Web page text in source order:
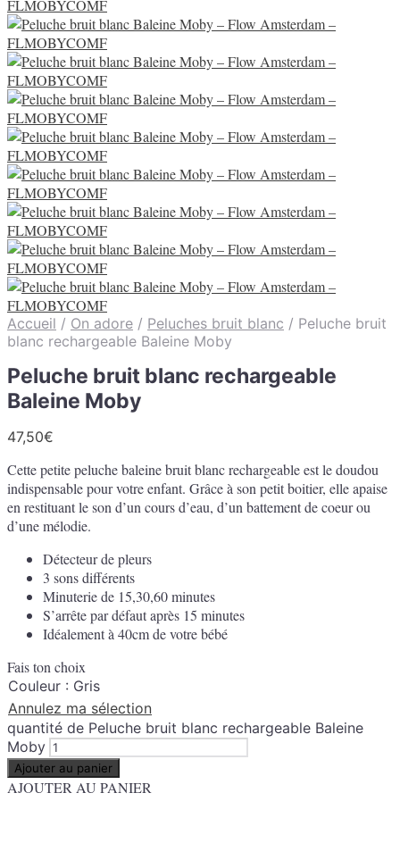
Accueil / On adore / Peluches bruit blanc / Peluche bruit
blanc rechargeable Baleine Moby
Peluche bruit blanc rechargeable
Baleine Moby
47,50€
Cette petite peluche baleine bruit blanc rechargeable est le doudou
indispensable pour votre enfant. Grâce à son petit boitier, elle apaise
en restituant le son d’un cours d’eau, d’un battement de coeur ou
d’une mélodie.
Détecteur de pleurs
3 sons différents
Minuterie de 15,30,60 minutes
S’arrête par défaut après 15 minutes
Idéalement à 40cm de votre bébé
Fais ton choix
Couleur : Gris
Annulez ma sélection
quantité de Peluche bruit blanc rechargeable Baleine
Moby
Ajouter au panier
AJOUTER AU PANIER